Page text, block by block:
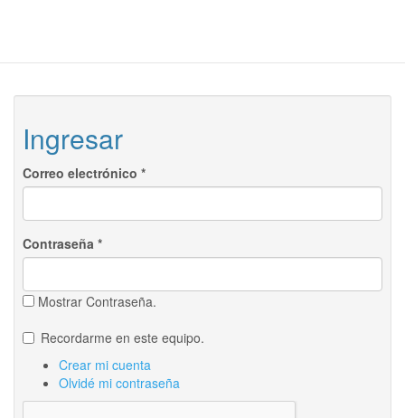
Ingresar
Correo electrónico *
Contraseña *
Mostrar Contraseña.
Recordarme en este equipo.
Crear mi cuenta
Olvidé mi contraseña